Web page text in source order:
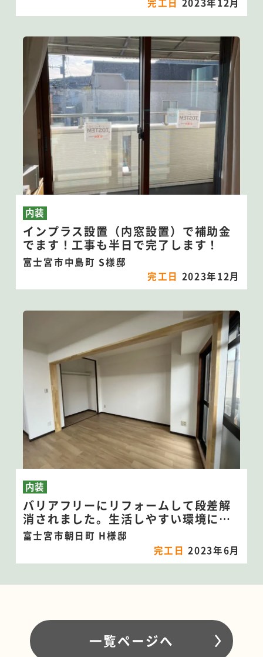
内装
インプラス設置（内窓設置）で補助金
でます！工事も半日で完了します！
富士宮市中島町 S様邸
完工日 2023年12月
内装
バリアフリーにリフォームして段差解
消されました。生活しやすい環境にな
りました♪
富士宮市朝日町 H様邸
完工日2023年6月
一覧ページへ